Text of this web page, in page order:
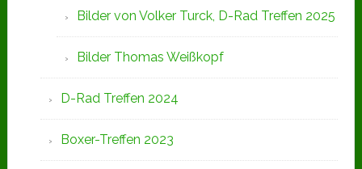
Bilder von Volker Turck, D-Rad Treffen 2025
Bilder Thomas Weißkopf
D-Rad Treffen 2024
Boxer-Treffen 2023